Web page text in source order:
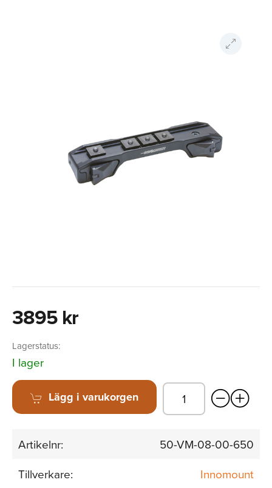
3895 kr
Lagerstatus:
I lager
Lägg i varukorgen
Artikelnr:
50-VM-08-00-650
Tillverkare:
Innomount